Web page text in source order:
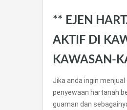
** EJEN
AKTIF DI
KAWASAN-
Jika anda ingin
penyewaan hartanah
guaman dan